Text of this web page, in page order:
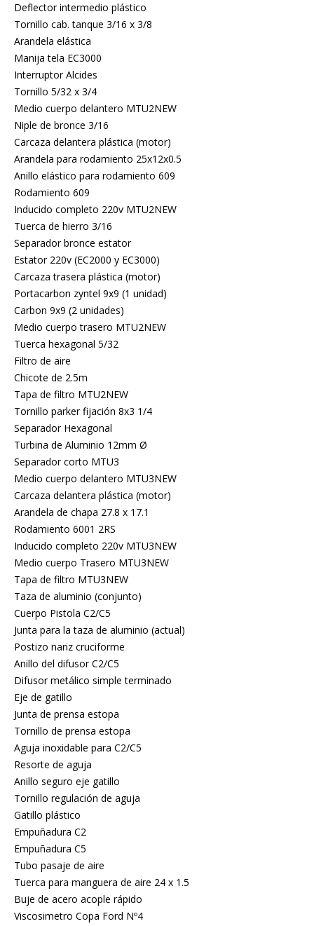
Deflector intermedio plástico
Tornillo cab. tanque 3/16 x 3/8
Arandela elástica
Manija tela EC3000
Interruptor Alcides
Tornillo 5/32 x 3/4
Medio cuerpo delantero MTU2NEW
Niple de bronce 3/16
Carcaza delantera plástica (motor)
Arandela para rodamiento 25x12x0.5
Anillo elástico para rodamiento 609
Rodamiento 609
Inducido completo 220v MTU2NEW
Tuerca de hierro 3/16
Separador bronce estator
Estator 220v (EC2000 y EC3000)
Carcaza trasera plástica (motor)
Portacarbon zyntel 9x9 (1 unidad)
Carbon 9x9 (2 unidades)
Medio cuerpo trasero MTU2NEW
Tuerca hexagonal 5/32
Filtro de aire
Chicote de 2.5m
Tapa de filtro MTU2NEW
Tornillo parker fijación 8x3 1/4
Separador Hexagonal
Turbina de Aluminio 12mm Ø
Separador corto MTU3
Medio cuerpo delantero MTU3NEW
Carcaza delantera plástica (motor)
Arandela de chapa 27.8 x 17.1
Rodamiento 6001 2RS
Inducido completo 220v MTU3NEW
Medio cuerpo Trasero MTU3NEW
Tapa de filtro MTU3NEW
Taza de aluminio (conjunto)
Cuerpo Pistola C2/C5
Junta para la taza de aluminio (actual)
Postizo nariz cruciforme
Anillo del difusor C2/C5
Difusor metálico simple terminado
Eje de gatillo
Junta de prensa estopa
Tornillo de prensa estopa
Aguja inoxidable para C2/C5
Resorte de aguja
Anillo seguro eje gatillo
Tornillo regulación de aguja
Gatillo plástico
Empuñadura C2
Empuñadura C5
Tubo pasaje de aire
Tuerca para manguera de aire 24 x 1.5
Buje de acero acople rápido
Viscosimetro Copa Ford Nº4